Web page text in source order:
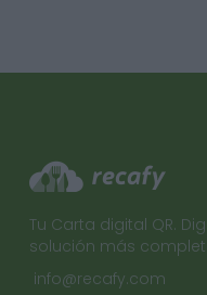
Tu Carta digital QR.
solución más
info@recafy.com